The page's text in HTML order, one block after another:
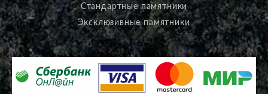
Стандартные памятники
Эксклюзивные памятники